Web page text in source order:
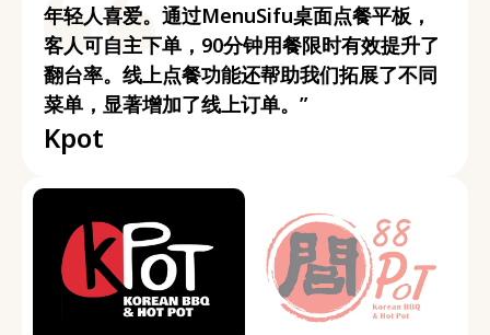
年轻人喜爱。通过MenuSifu桌面点餐平板，
客人可自主下单，90分钟用餐限时有效提升了
翻台率。线上点餐功能还帮助我们拓展了不同
菜单，显著增加了线上订单。”
Kpot